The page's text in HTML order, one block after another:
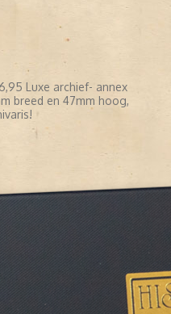
Luxe archief- annex
breed en 47mm hoog,